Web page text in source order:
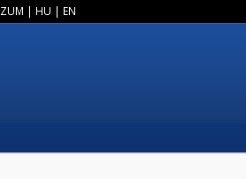
| HU | EN